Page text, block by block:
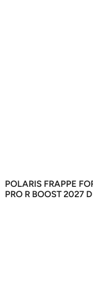
POLARIS FRAPPE
PRO R BOOST 2027